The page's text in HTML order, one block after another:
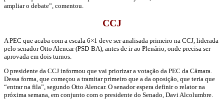
ampliar o debate”, comentou.
CCJ
A PEC que acaba com a escala 6×1 deve ser analisada primeiro na CCJ, liderada
pelo senador Otto Alencar (PSD-BA), antes de ir ao Plenário, onde precisa ser
aprovada em dois turnos.
O presidente da CCJ informou que vai priorizar a votação da PEC da Câmara.
Dessa forma, que começou a tramitar primeiro que a da oposição, que teria que
“entrar na fila”, segundo Otto Alencar. O senador espera definir o relator na
próxima semana, em conjunto com o presidente do Senado, Davi Alcolumbre.